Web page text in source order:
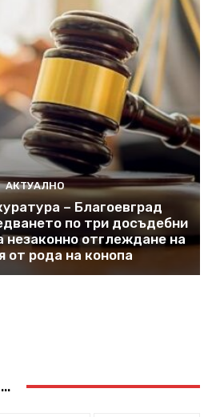
АКТУАЛНО
– Благоевград
по три досъдебни
незаконно отглеждане на
от рода на конопа